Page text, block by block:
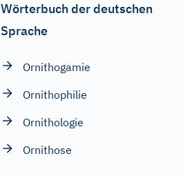
Wörterbuch der deutschen
Sprache
Ornithogamie
Ornithophilie
Ornithologie
Ornithose